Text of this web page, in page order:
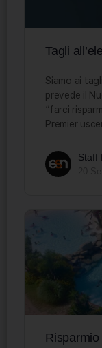
Tagli
Siamo ai
prevede il
“farci
Premier
Staff